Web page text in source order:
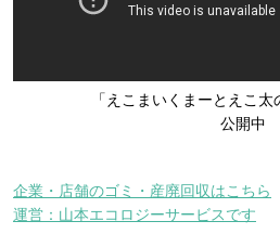
「えこまいくまーとえこ太
公開中
企業・店舗のゴミ・産廃回収はこちら
運営：山本エコロジーサービスです